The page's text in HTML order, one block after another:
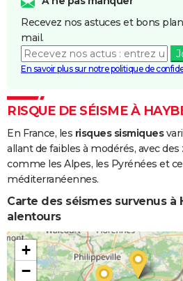
Inondations
et/ou
Boue
11/01/1993 22/
Inondations
et/ou
Coulées de
Boue
31/12/1990 15/01/
Inondations
Coulées de
Boue
Recevez nos astuces et bons
mail.
En savoir plus sur notre politique de
RISQUE DE SÉISME À
En France, les risques sismiques
allant de faibles à modérés, avec
comme les Alpes, les Pyrénées et
méditerranéennes.
Carte des séismes survenus à
alentours
+
−